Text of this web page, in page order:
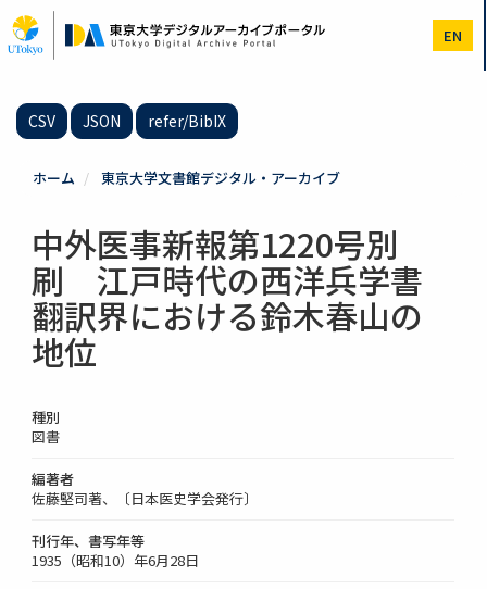
イ
ン
EN
CSV JSON refer/BibIX
ホーム 東京大学文書館デジタル・アーカイブ
中外医事新報第1220号別
刷 江戸時代の西洋兵学書
翻訳界における鈴木春山の
地位
種別
図書
編著者
佐藤堅司著、〔日本医史学会発行〕
刊行年、書写年等
1935（昭和10）年6月28日